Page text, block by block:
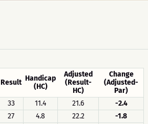
Result Handicap
(HC)
Adjusted
(Result-
HC)
Change
(Adjusted-
Par)
33 11.4 21.6
-2.4
27 4.8 22.2
-1.8